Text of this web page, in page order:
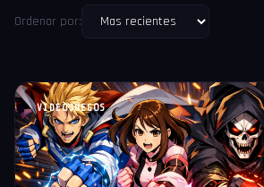
Ordenar por:
VIDEOJUEGOS